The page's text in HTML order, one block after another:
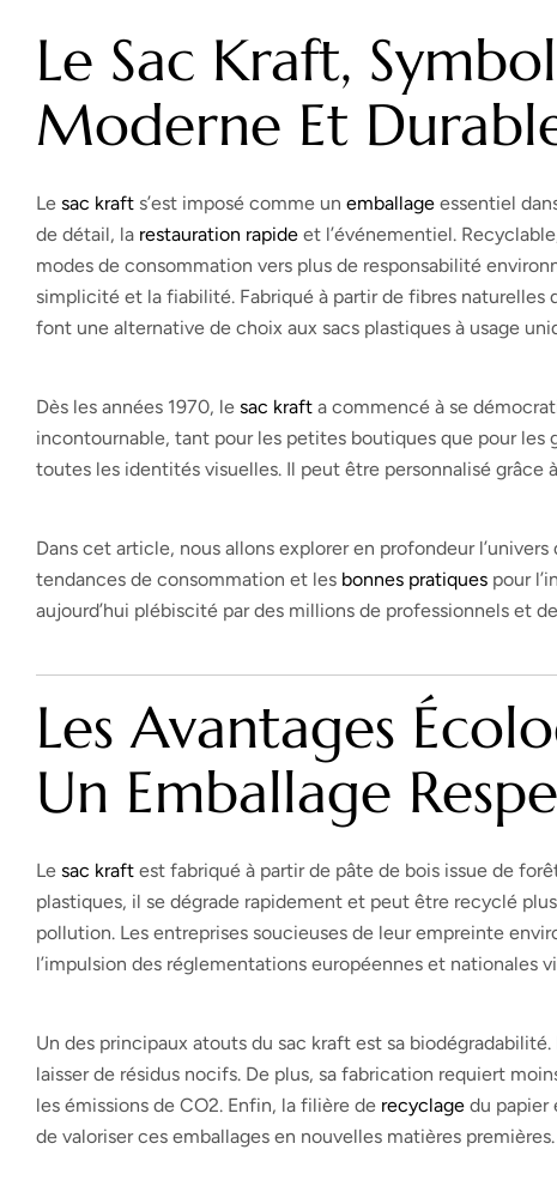
Le Sac Kraft,
Moderne Et
Le sac kraft s’est imposé comme un emballage essentiel
de détail, la restauration rapide et l’événementiel.
modes de consommation vers plus de responsabilité
simplicité et la fiabilité. Fabriqué à partir de fibres
font une alternative de choix aux sacs plastiques à usage
Dès les années 1970, le sac kraft a commencé à se
incontournable, tant pour les petites boutiques que pour les
toutes les identités visuelles. Il peut être personnalisé grâce
Dans cet article, nous allons explorer en profondeur l’univers
tendances de consommation et les bonnes pratiques pour
aujourd’hui plébiscité par des millions de professionnels et
Les Avantages
Un Emballage
Le sac kraft est fabriqué à partir de pâte de bois issue de
plastiques, il se dégrade rapidement et peut être recyclé
pollution. Les entreprises soucieuses de leur empreinte
l’impulsion des réglementations européennes et nationales
Un des principaux atouts du sac kraft est sa
laisser de résidus nocifs. De plus, sa fabrication requiert
les émissions de CO2. Enfin, la filière de recyclage du papier
de valoriser ces emballages en nouvelles matières premières.